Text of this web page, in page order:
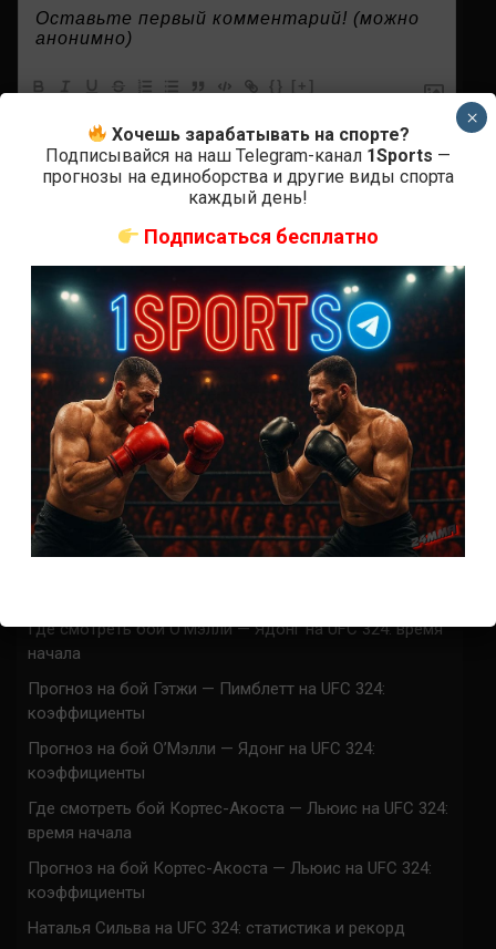
{} [+]
КОММЕНТАРИЕВ
СВЕЖИЕ ЗАПИСИ
ACA 200 прямая трансляция
Марафон боев UFC 325 прямая трансляция
UFC 324 прямая трансляция
Марафон боев UFC 324 прямая трансляция
Где смотреть бой О’Мэлли — Ядонг на UFC 324: время
начала
Прогноз на бой Гэтжи — Пимблетт на UFC 324:
коэффициенты
Прогноз на бой О’Мэлли — Ядонг на UFC 324:
коэффициенты
Где смотреть бой Кортес-Акоста — Льюис на UFC 324:
время начала
Прогноз на бой Кортес-Акоста — Льюис на UFC 324:
коэффициенты
Наталья Сильва на UFC 324: статистика и рекорд
Хочешь зарабатывать на спорте?
Подписывайся на наш Telegram-канал 1Sports —
прогнозы на единоборства и другие виды спорта
каждый день!
Подписаться бесплатно
×